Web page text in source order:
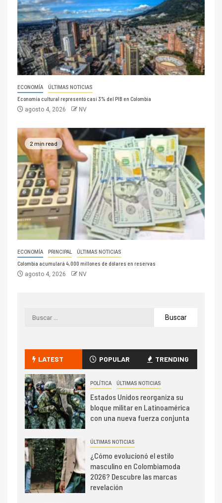
ECONOMÍA ÚLTIMAS NOTICIAS
Economía cultural representó casi 3% del PIB en Colombia
agosto 4, 2026 NV
2 min read
ECONOMÍA PRINCIPAL ÚLTIMAS NOTICIAS
Colombia acumulará 4,000 millones de dólares en reservas
agosto 4, 2026 NV
LATEST POPULAR TRENDING
POLÍTICA ÚLTIMAS NOTICIAS
Estados Unidos reorganiza su
bloque militar en Latinoamérica
con una nueva fuerza conjunta
ÚLTIMAS NOTICIAS
¿Cómo evolucionó el estilo
masculino en Colombiamoda
2026? Descubre las marcas
revelación